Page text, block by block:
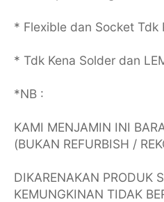
* Flexible dan Socket Tdk
* Tdk Kena Solder dan
*NB :
KAMI MENJAMIN INI
(BUKAN REFURBISH /
DIKARENAKAN PRODUK
KEMUNGKINAN TIDAK